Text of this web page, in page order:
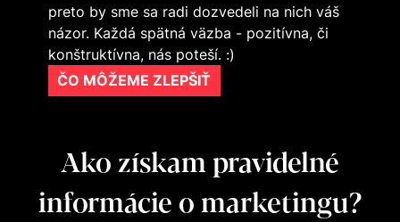
preto by sme sa radi dozvedeli na nich váš
názor. Každá spätná väzba - pozitívna, či
konštruktívna, nás poteší. :)
ČO MÔŽEME ZLEPŠIŤ
Ako získam pravidelné
informácie o marketingu?